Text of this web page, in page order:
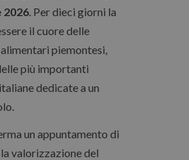
2026 . Per dieci giorni la
il cuore delle
piemontesi,
più importanti
dedicate a un
un appuntamento di
valorizzazione del